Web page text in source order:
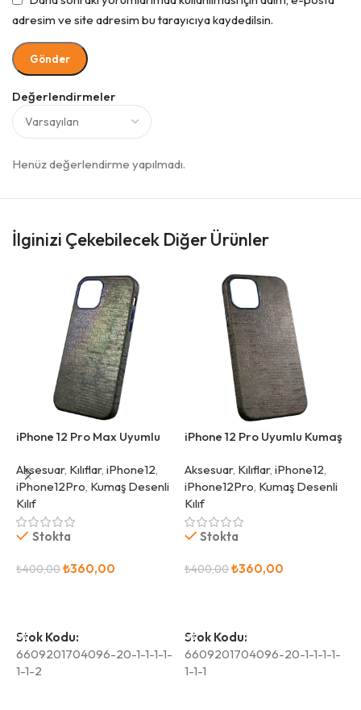
Değerlendirmeler
Henüz değerlendirme yapılmadı.
adresim ve site adresim bu tarayıcıya kaydedilsin.
İlginizi Çekebilecek Diğer Ürünler
iPhone 12 Pro Max Uyumlu
Aksesuar, Kılıflar, iPhone12,
iPhone12Pro, Kumaş Desenli
Kılıf
Stokta
₺400,00₺360,00
Stok Kodu:
6609201704096-20-1-1-1-1-
1-1-2
iPhone 12 Pro Uyumlu Kumaş
Aksesuar, Kılıflar, iPhone12,
iPhone12Pro, Kumaş Desenli
Kılıf
Stokta
₺400,00₺360,00
Stok Kodu:
6609201704096-20-1-1-1-1-
1-1-1